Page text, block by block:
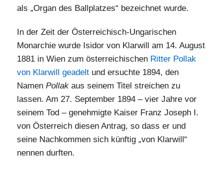
als „Organ des Ballplatzes“ bezeichnet wurde.
In der Zeit der Österreichisch-Ungarischen
Monarchie wurde Isidor von Klarwill am 14. August
1881 in Wien zum österreichischen Ritter Pollak
von Klarwill geadelt und ersuchte 1894, den
NamenPollak aus seinem Titel streichen zu
lassen. Am 27. September 1894 – vier Jahre vor
seinem Tod – genehmigte Kaiser Franz Joseph I.
von Österreich diesen Antrag, so dass er und
seine Nachkommen sich künftig „von Klarwill“
nennen durften.